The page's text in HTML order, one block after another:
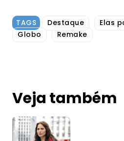
TAGS Destaque Elas
Globo
Remake
Veja também